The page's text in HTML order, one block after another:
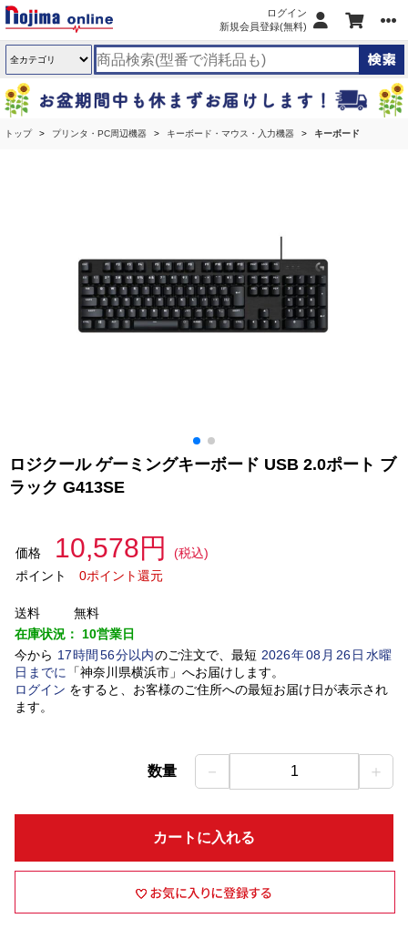
ログイン
新規会員登録(無料)
トップ プリンタ・PC周辺機器 キーボード・マウス・入力機器 キーボード
ロジクール ゲーミングキーボード USB 2.0ポート ブ
ラック G413SE
価格 10,578円
(税込)
ポイント
0ポイント還元
送料
無料
在庫状況： 10営業日
今から 17時間 56分以内のご注文で、最短 2026年08 月 26日水曜
日 までに 「神奈川県横浜市」 へお届けします。
ログイン をすると、お客様のご住所への最短お届け日が表示され
ます。
数量 － 1 ＋
カートに入れる